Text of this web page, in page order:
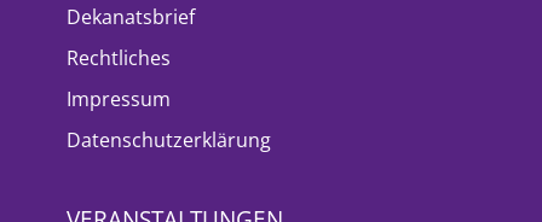
Dekanatsbrief
Rechtliches
Impressum
Datenschutzerklärung